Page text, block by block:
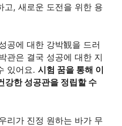
고, 새로운 도전을 위한 용
공에 대한 강박観을 드러
관은 결국 성공에 대한 지
있어요. 시험 꿈을 통해 이
강한 성공관을 정립할 수
리가 진정 원하는 바가 무